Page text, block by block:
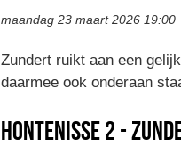
maandag 23 maart 2026 19:00
Zundert ruikt aan een
daarmee ook onderaan
Hontenisse 2 -